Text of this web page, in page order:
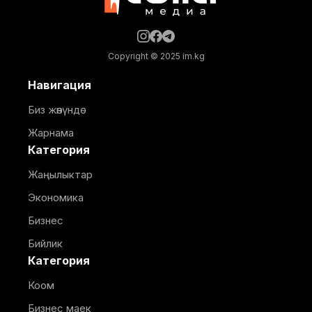
Copyright © 2025 im.kg
Навигация
Биз жөнүндө
Жарнама
Категория
Жаңылыктар
Экономика
Бизнес
Бийлик
Категория
Коом
Бизнес маек